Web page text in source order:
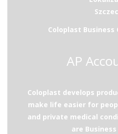
Coloplast Business
AP
Coloplast develops
make life easier for
and private medical
are